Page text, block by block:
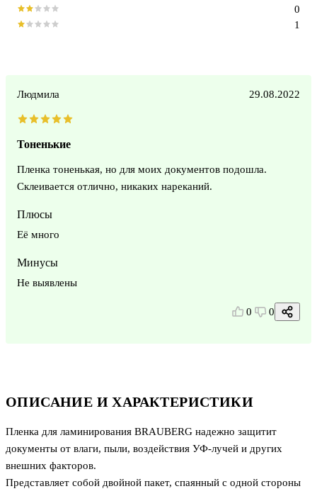
ОПИСАНИЕ И ХАРАКТЕРИСТИКИ
Пленка для ламинирования BRAUBERG надежно защитит
документы от влаги, пыли, воздействия УФ-лучей и других
внешних факторов.
Представляет собой двойной пакет, спаянный с одной стороны
1
0
Людмила 29.08.2022
Тоненькие
Пленка тоненькая, но для моих документов подошла.
Склеивается отлично, никаких нареканий.
Плюсы
Её много
Минусы
Не выявлены
0 0